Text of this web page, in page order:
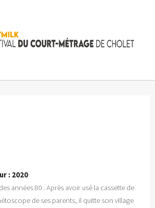
: 2020
années 80 . Après avoir usé la cassette de
de ses parents, il quitte son village